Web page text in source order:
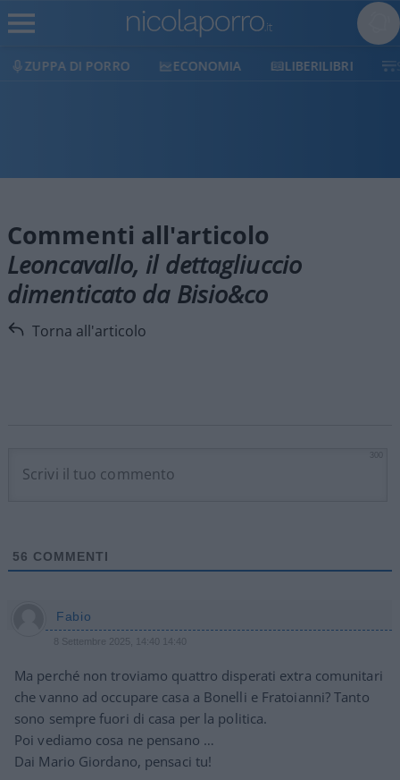
ZUPPA DI PORRO ECONOMIA LIBERILIBRI
Commenti all'articolo
Leoncavallo, il dettagliuccio
dimenticato da Bisio&co
Torna all'articolo
56 COMMENTI
Fabio
8 Settembre 2025, 14:40 14:40
Ma perché non troviamo quattro disperati extra comunitari
che vanno ad occupare casa a Bonelli e Fratoianni? Tanto
sono sempre fuori di casa per la politica.
Poi vediamo cosa ne pensano …
Dai Mario Giordano, pensaci tu!